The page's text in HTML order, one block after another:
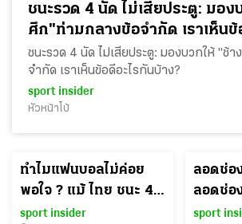
ชนะรวด 4 นัด ไม่เสียประตู: มอง
ศึก"ท่ามกลางข้อจำกัด เราเห็นข้อดีอะไรกัน
บ้าง?
ชนะรวด 4 นัด ไม่เสียประตู: มองบวกให้ "ช้
จำกัด เราเห็นข้อดีอะไรกันบ้าง?
sport insider
หัวหน้าโบ้
ทำไมแฟนบอลไม่ค่อย
พอใจ ? แม้ ไทย ชนะ 4
เกมรวด
sport insider
ลอดช่อ
ลอดช่อ
sport